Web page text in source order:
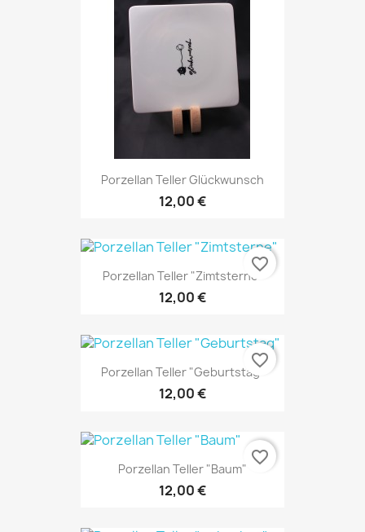
Porzellan Teller Glückwunsch
12,00 €
Porzellan Teller "Zimtsterne"
12,00 €
favorite_border
Porzellan Teller "Geburtstag"
12,00 €
favorite_border
Porzellan Teller "Baum"
12,00 €
favorite_border